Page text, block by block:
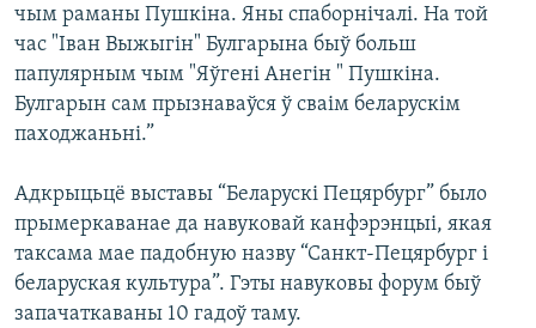
чым раманы Пушкіна. Яны спаборнічалі. На той
час "Іван Выжыгін" Булгарына быў больш
папулярным чым "Яўгені Анегін " Пушкіна.
Булгарын сам прызнаваўся ў сваім беларускім
паходжаньні.”
Адкрыцьцё выставы “Беларускі Пецярбург” было
прымеркаванае да навуковай канфэрэнцыі, якая
таксама мае падобную назву “Санкт-Пецярбург і
беларуская культура”. Гэты навуковы форум быў
запачаткаваны 10 гадоў таму.